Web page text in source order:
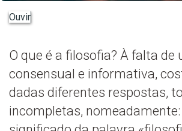
Ouvir
O que é a filosofia? À falta de
consensual e informativa,
dadas diferentes respostas,
incompletas,